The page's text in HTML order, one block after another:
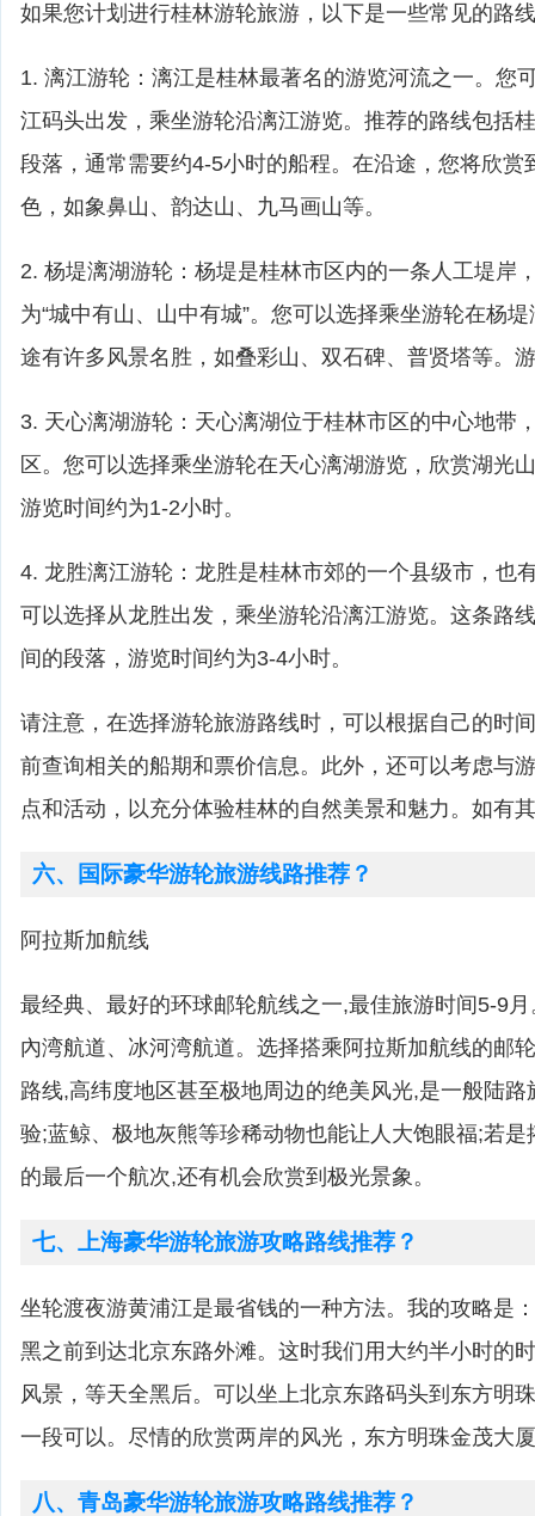
如果您计划进行桂林游轮旅游，以下是一些常见的路
1. 漓江游轮：漓江是桂林最著名的游览河流之一。您
江码头出发，乘坐游轮沿漓江游览。推荐的路线包括
段落，通常需要约4-5小时的船程。在沿途，您将欣赏
色，如象鼻山、韵达山、九马画山等。
2. 杨堤漓湖游轮：杨堤是桂林市区内的一条人工堤岸
为“城中有山、山中有城”。您可以选择乘坐游轮在杨
途有许多风景名胜，如叠彩山、双石碑、普贤塔等。
3. 天心漓湖游轮：天心漓湖位于桂林市区的中心地带
区。您可以选择乘坐游轮在天心漓湖游览，欣赏湖光
游览时间约为1-2小时。
4. 龙胜漓江游轮：龙胜是桂林市郊的一个县级市，也
可以选择从龙胜出发，乘坐游轮沿漓江游览。这条路
间的段落，游览时间约为3-4小时。
请注意，在选择游轮旅游路线时，可以根据自己的时
前查询相关的船期和票价信息。此外，还可以考虑与
点和活动，以充分体验桂林的自然美景和魅力。如有
六、国际豪华游轮旅游线路推荐？
阿拉斯加航线
最经典、最好的环球邮轮航线之一,最佳旅游时间5-9
內湾航道、冰河湾航道。选择搭乘阿拉斯加航线的邮
路线,高纬度地区甚至极地周边的绝美风光,是一般陆
验;蓝鲸、极地灰熊等珍稀动物也能让人大饱眼福;若
的最后一个航次,还有机会欣赏到极光景象。
七、上海豪华游轮旅游攻略路线推荐？
坐轮渡夜游黄浦江是最省钱的一种方法。我的攻略是
黑之前到达北京东路外滩。这时我们用大约半小时的
风景，等天全黑后。可以坐上北京东路码头到东方明
一段可以。尽情的欣赏两岸的风光，东方明珠金茂大
八、青岛豪华游轮旅游攻略路线推荐？